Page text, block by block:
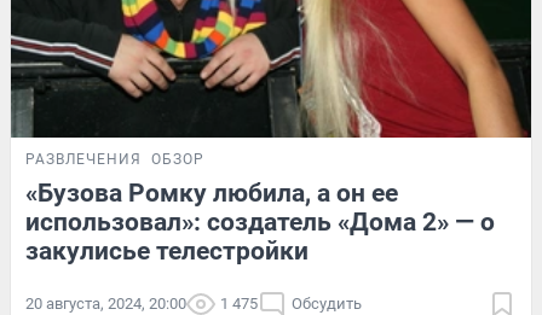
РАЗВЛЕЧЕНИЯ ОБЗОР
«Бузова Ромку любила, а он ее
использовал»: создатель «Дома 2» — о
закулисье телестройки
20 августа, 2024, 20:00 1 475 Обсудить